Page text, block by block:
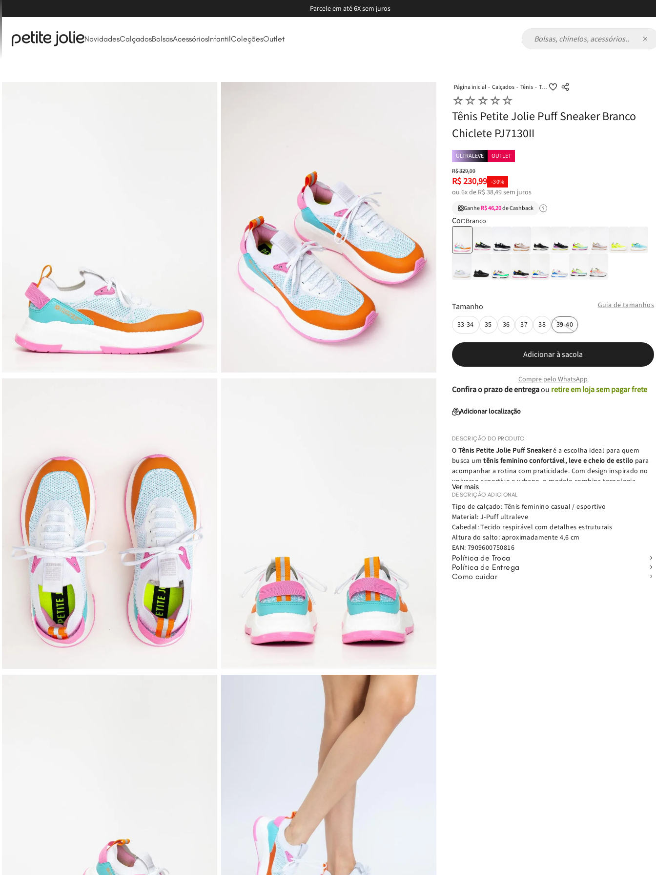
Parcele em até 6X sem juros
NovidadesCalçadosBolsasAcessóriosInfantilColeçõesOutlet
Bolsas, chinelos, acessórios...
Calçados Tênis Tênis Petite Jolie Puff Sneaker Branco Chiclete PJ7130II
☆☆☆☆☆
Tênis Petite Jolie Puff Sneaker Branco
Chiclete PJ7130II
ULTRALEVE
OUTLET
R$329,99
R$230,99 -30%
ou 6x de R$ 38,49sem juros
GanheR$ 46,20de Cashback
Cor:Branco
Guia de tamanhos
Tamanho
33-34 35 36 37 38 39-40
Adicionar à sacola
Compre pelo WhatsApp
Confira o prazo de entregaou retire em loja sem pagar frete
Adicionar localização
DESCRIÇÃO DO PRODUTO
O Tênis Petite Jolie Puff Sneakeré a escolha ideal para quem
busca umtênis feminino confortável, leve e cheio de estilo para
acompanhar a rotina com praticidade. Com design inspirado no
universo esportivo e urbano, o modelo combina tecnologia,
versatilidade e atitude para criar produções modernas e
descomplicadas.
Produzido com materiais inovadores e resistentes
, o tênis possui
cabedal em tecido respirável
, que ajuda a manter os pés
confortáveis durante todo o dia. A
espuma interna e a palmilha
tecnológica macia e resistente
retorno ao formato original após o uso, garantindo sensação de
conforto contínuo.
Ver mais
DESCRIÇÃO ADICIONAL
Tipo de calçado: Tênis feminino casual / esportivo
Material: J-Puff ultraleve
Cabedal: Tecido respirável com detalhes estruturais
Altura do salto: aproximadamente 4,6 cm
EAN: 7909600750816
Política de Troca
Política de Entrega
Como cuidar